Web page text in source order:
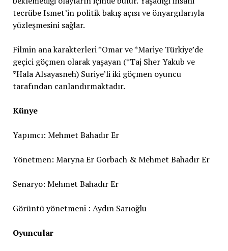
tecrübe Ismet’in politik bakış açısı ve önyargılarıyla
yüzleşmesini sağlar.
Filmin ana karakterleri *Omar ve *Mariye Türkiye’de
geçici göçmen olarak yaşayan (*Taj Sher Yakub ve
*Hala Alsayasneh) Suriye’li iki göçmen oyuncu
tarafından canlandırmaktadır.
Künye
Yapımcı: Mehmet Bahadır Er
Yönetmen: Maryna Er Gorbach & Mehmet Bahadır Er
Senaryo: Mehmet Bahadır Er
Görüntü yönetmeni : Aydın Sarıoğlu
Oyuncular